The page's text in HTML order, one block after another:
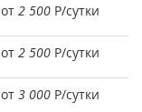
от 2 500 Р/сутки
от 2 500 Р/сутки
от 3 000 Р/сутки